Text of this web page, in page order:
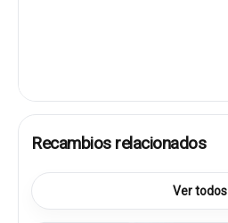
Recambios relacionados
Ver todos